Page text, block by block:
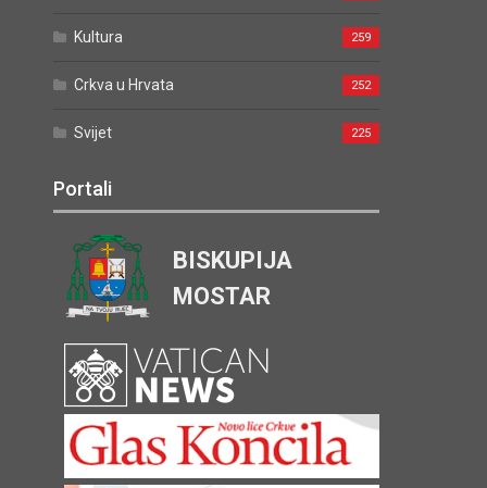
Kultura 259
Crkva u Hrvata 252
Svijet 225
Portali
BISKUPIJA
MOSTAR